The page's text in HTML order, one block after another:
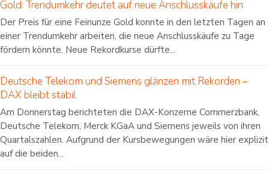
Gold: Trendumkehr deutet auf neue Anschlusskäufe hin
Der Preis für eine Feinunze Gold konnte in den letzten Tagen an
einer Trendumkehr arbeiten, die neue Anschlusskäufe zu Tage
fördern könnte. Neue Rekordkurse dürfte...
Deutsche Telekom und Siemens glänzen mit Rekorden –
DAX bleibt stabil
Am Donnerstag berichteten die DAX-Konzerne Commerzbank,
Deutsche Telekom, Merck KGaA und Siemens jeweils von ihren
Quartalszahlen. Aufgrund der Kursbewegungen wäre hier explizit
auf die beiden...